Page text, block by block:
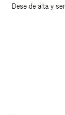
Dese de alta y